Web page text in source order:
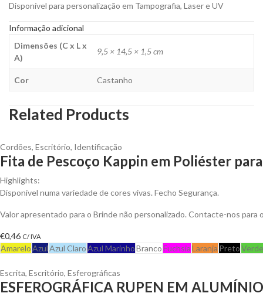
Disponível para personalização em Tampografia, Laser e UV
Informação adicional
Dimensões (C x L x
A)
9,5 × 14,5 × 1,5 cm
Cor Castanho
Related Products
Cordões, Escritório, Identificação
Fita de Pescoço Kappin em Poliéster
Highlights:
Disponível numa variedade de cores vivas. Fecho Segurança.
Valor apresentado para o Brinde não personalizado. Contacte-nos
€0,46 C/ IVA
AmareloAzulAzul ClaroAzul MarinhoBrancoFuchsiaLaranja PretoVerde
Escrita, Escritório, Esferográficas
ESFEROGRÁFICA RUPEN EM